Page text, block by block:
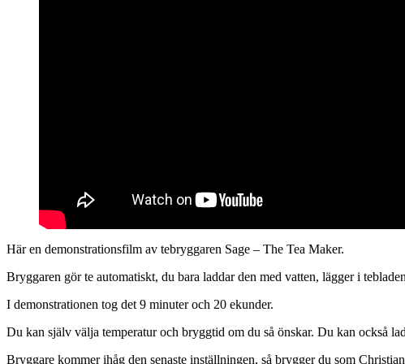
Här en demonstrationsfilm av tebryggaren Sage – The Tea Maker.
Bryggaren gör te automatiskt, du bara laddar den med vatten, lägger i
I demonstrationen tog det 9 minuter och 20 ekunder.
Du kan själv välja temperatur och bryggtid om du så önskar. Du kan också
Bryggare kommer ihåg den senaste inställningen, så brygger du som